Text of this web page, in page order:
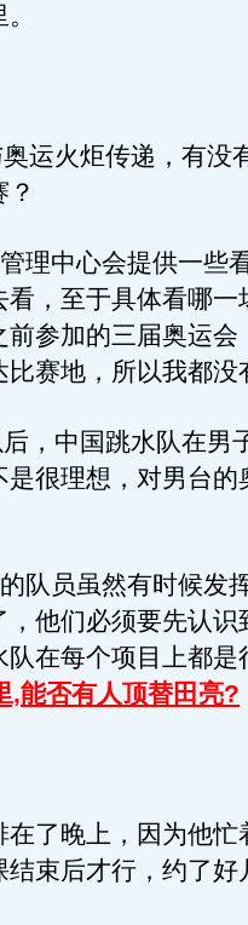
火炬传递，有没
中心会提供一些
，至于具体看哪一
参加的三届奥运会
赛地，所以我都没
中国跳水队在男
很理想，对男台的
员虽然有时候发
他们必须要先认识
在每个项目上都是
,能否有人顶替田亮?
了晚上，因为他忙
束后才行，约了好